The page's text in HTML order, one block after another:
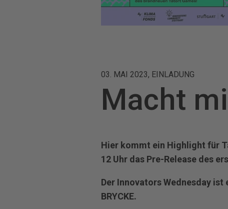
03. MAI 2023, EINLADUNG
Macht
Hier kommt ein Highlight für
12 Uhr das Pre-Release des
Der Innovators Wednesday
BRYCKE.